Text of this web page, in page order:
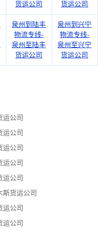
货运公司
货运公司
泉州到陆丰
物流专线-
泉州至陆丰
货运公司
泉州到兴宁
物流专线-
泉州至兴宁
货运公司
运公司
运公司
运公司
运公司
运公司
斯货运公司
运公司
运公司